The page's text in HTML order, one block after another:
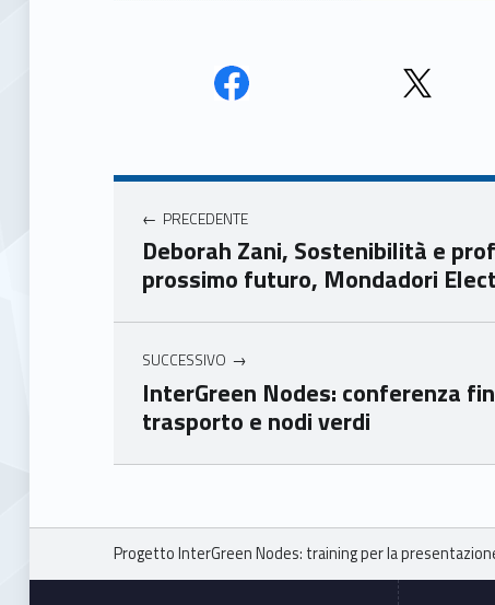
Unio
mer
e
Ven
Unio
e
Ven
Navigazione articoli
PRECEDENTE
Deborah Zani, Sostenibilità e
prossimo futuro, Mondadori
SUCCESSIVO
InterGreen Nodes: conferenza
trasporto e nodi verdi
Skip back to main navigation
Breadcrumbs navigation
Progetto InterGreen Nodes: training per la
Footer sidebar